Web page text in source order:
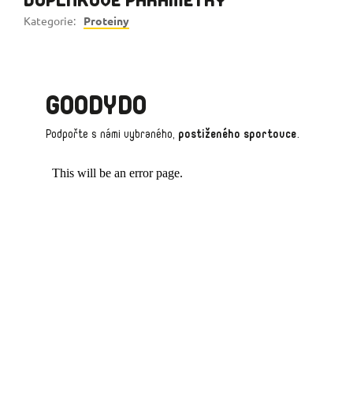
Kategorie: Proteiny
GOODYDO
Podpořte s námi vybraného, postiženého sportovce.